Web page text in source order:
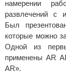
намерении
развлечений с
Был
которые можно
Одной из
применены AR
AR».